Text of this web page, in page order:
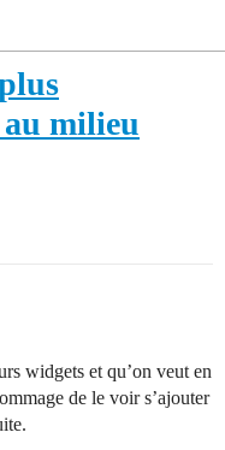
milieu
widgets et qu’on veut en
de le voir s’ajouter